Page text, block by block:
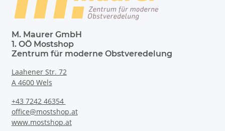
M. Maurer GmbH
1. OÖ Mostshop
Zentrum für moderne Obstveredelung
Laahener Str. 72
A 4600 Wels
+43 7242 46354
office@mostshop.at
www.mostshop.at